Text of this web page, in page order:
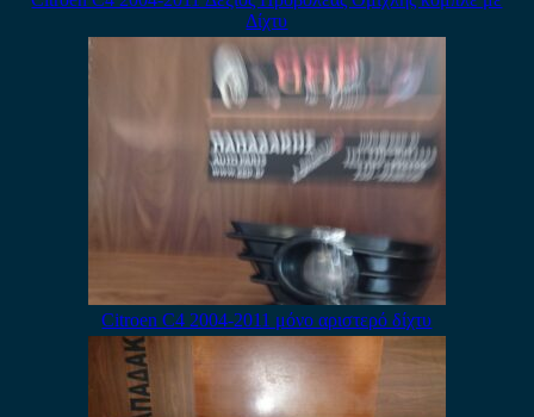
Δίχτυ
Citroen C4 2004-2011 μόνο αριστερό δίχτυ